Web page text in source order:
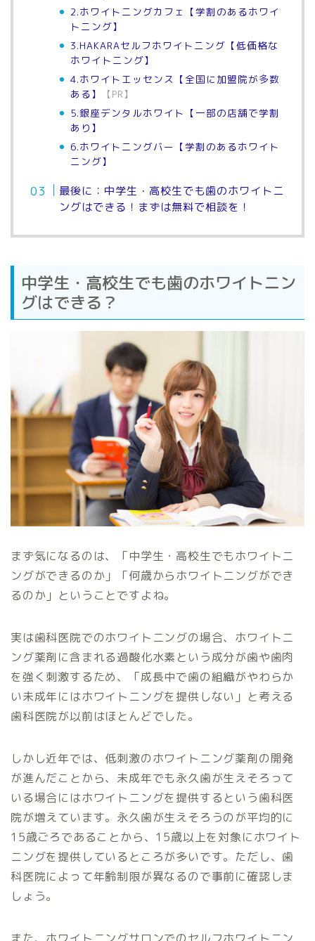
2.ホワイトニングカフェ【学割のあるホワイ
トニング】
3.HAKARAセルフホワイトニング【低価格な
ホワイトニング】
4.ホワイトエッセンス【全国に加盟院が多数
ある】
【PR】
5.銀座デンタルホワイト【一部の店舗で学割
あり】
6.ホワイトニングバー【学割のあるホワイト
ニング】
最後に：中学生・高校生でも歯のホワイトニ
ングはできる！まずは無料で相談を！
中学生・高校生でも歯のホワイトニン
グはできる？
まず気になるのは、「中学生・高校生でもホワイトニ
ングができるのか」「何歳からホワイトニングができ
るのか」ということですよね。
実は歯科医院でのホワイトニングの場合、ホワイトニ
ング薬剤に含まれる過酸化水素という成分が歯や歯肉
を強く刺激するため、「成長中で歯の組織がやわらか
い未成年にはホワイトニングを提供しない」と考える
歯科医院が以前はほとんどでした。
しかし近年では、低刺激のホワイトニング薬剤の開発
が進んだことから、未成年でも永久歯が生えそろって
いる場合にはホワイトニングを提供するという歯科医
院が増えています。永久歯が生えそろうのが平均的に
15歳ごろであることから、15歳以上を対象にホワイト
ニングを提供しているところが多いです。ただし、歯
科医院によって年齢制限が異なるので事前に確認しま
しょう。